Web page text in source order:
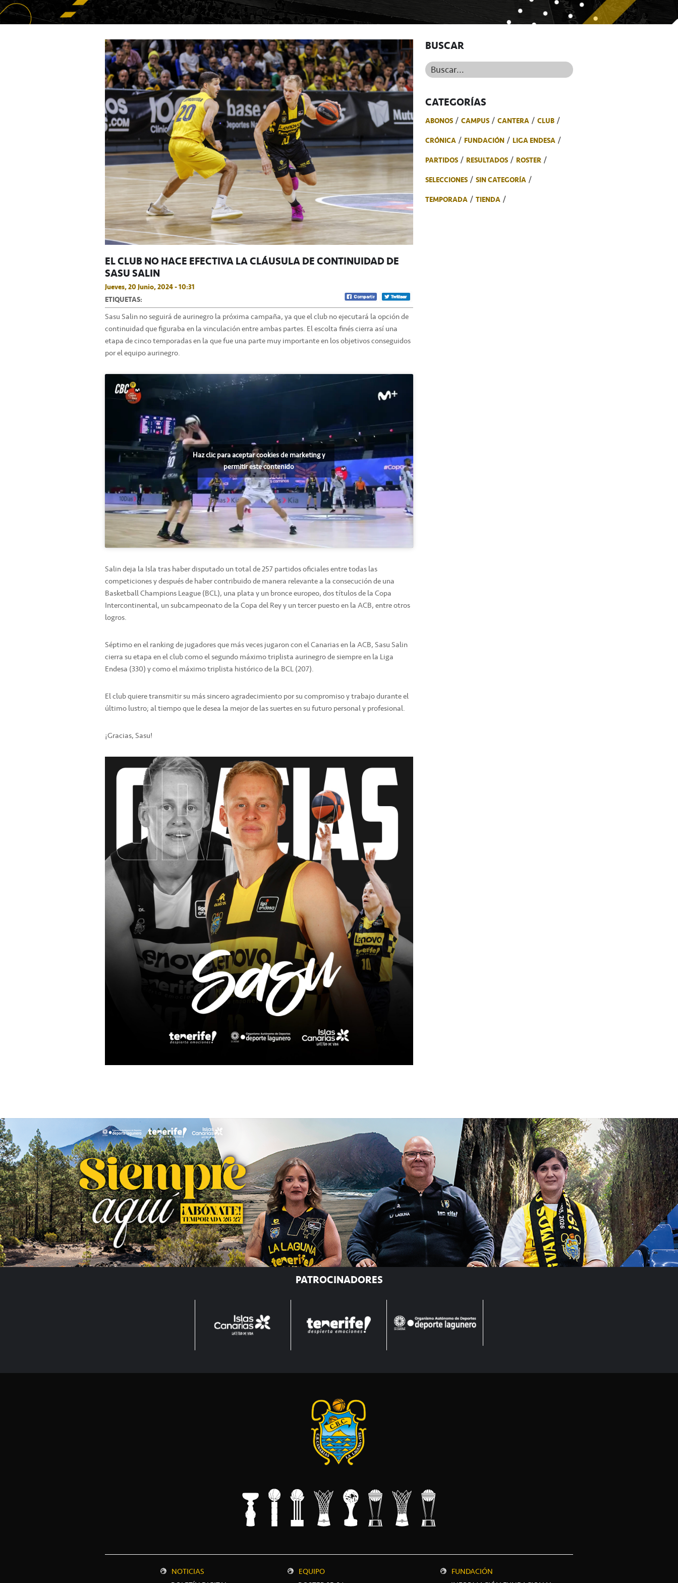
EL CLUB NO HACE EFECTIVA LA CLÁUSULA DE CONTINUIDAD DE
SASU SALIN
Jueves, 20 Junio, 2024 - 10:31
ETIQUETAS:
Sasu Salin no seguirá de aurinegro la próxima campaña, ya que el club no ejecutará la opción de
continuidad que figuraba en la vinculación entre ambas partes. El escolta finés cierra así una
etapa de cinco temporadas en la que fue una parte muy importante en los objetivos conseguidos
por el equipo aurinegro.
Haz clic para aceptar cookies de marketing y
permitir este contenido
Salin deja la Isla tras haber disputado un total de 257 partidos oficiales entre todas las
competiciones y después de haber contribuido de manera relevante a la consecución de una
Basketball Champions League (BCL), una plata y un bronce europeo, dos títulos de la Copa
Intercontinental, un subcampeonato de la Copa del Rey y un tercer puesto en la ACB, entre otros
logros.
Séptimo en el ranking de jugadores que más veces jugaron con el Canarias en la ACB, Sasu Salin
cierra su etapa en el club como el segundo máximo triplista aurinegro de siempre en la Liga
Endesa (330) y como el máximo triplista histórico de la BCL (207).
El club quiere transmitir su más sincero agradecimiento por su compromiso y trabajo durante el
último lustro; al tiempo que le desea la mejor de las suertes en su futuro personal y profesional.
¡Gracias, Sasu!
BUSCAR
Buscar...
CATEGORÍAS
ABONOS CAMPUS CANTERA
CLUB
CRÓNICA
FUNDACIÓN
LIGA ENDESA
PARTIDOS
RESULTADOS
ROSTER
SELECCIONES
SIN CATEGORÍA
TEMPORADA
TIENDA
PATROCINADORES
NOTICIAS
EQUIPO
FUNDACIÓN